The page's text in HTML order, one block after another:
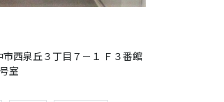
西泉丘３丁目７－１ Ｆ３番館
室